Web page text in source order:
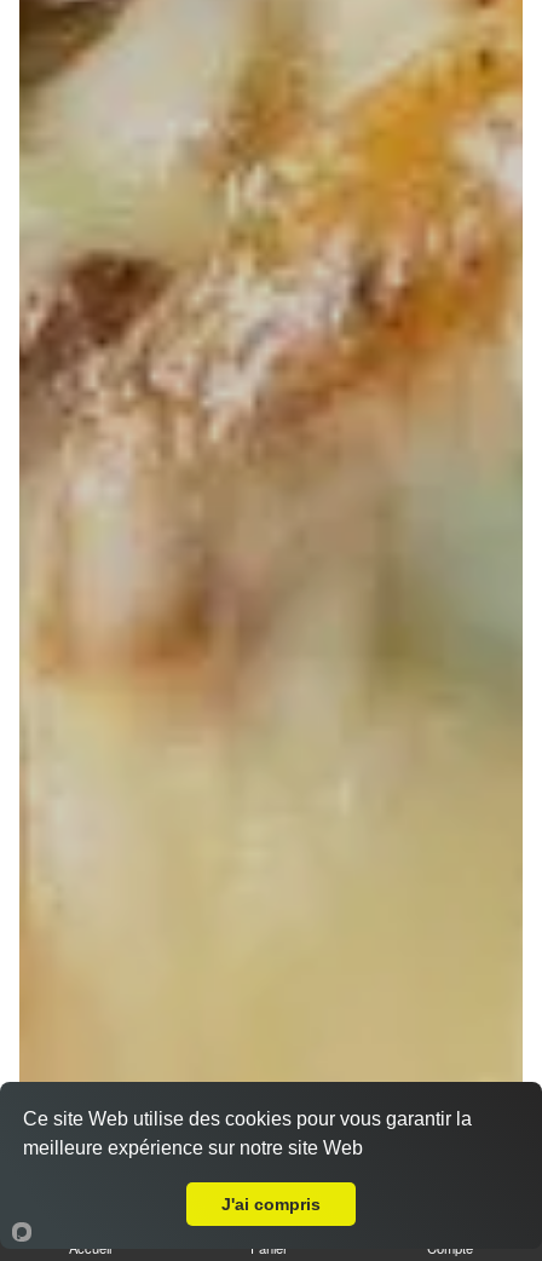
Sandwich döner poulet
Accueil Panier Compte
Ce site Web utilise des cookies pour vous garantir la
meilleure expérience sur notre site Web
J'ai compris